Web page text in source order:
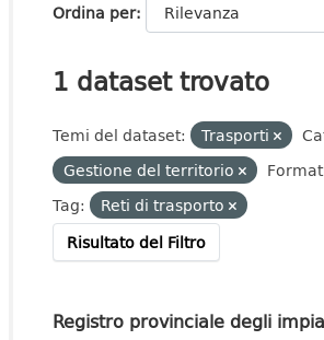
Ordina per
1 dataset trovato
Temi del dataset: Trasporti
Gestione del territorio
Tag:
Reti di trasporto
Risultato del Filtro
Registro provinciale degli